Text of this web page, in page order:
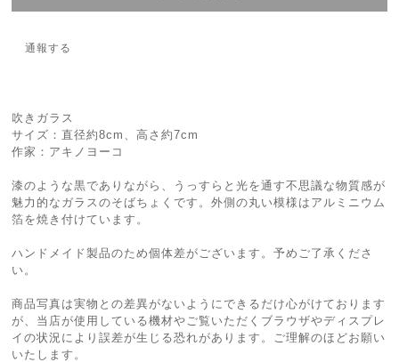
通報する
吹きガラス
サイズ：直径約8cm、高さ約7cm
作家：アキノヨーコ
漆のような黒でありながら、うっすらと光を通す不思議な物質感が
魅力的なガラスのそばちょくです。外側の丸い模様はアルミニウム
箔を焼き付けています。
ハンドメイド製品のため個体差がございます。予めご了承くださ
い。
商品写真は実物との差異がないようにできるだけ心がけております
が、当店が使用している機材やご覧いただくブラウザやディスプレ
イの状況により誤差が生じる恐れがあります。ご理解のほどお願い
いたします。